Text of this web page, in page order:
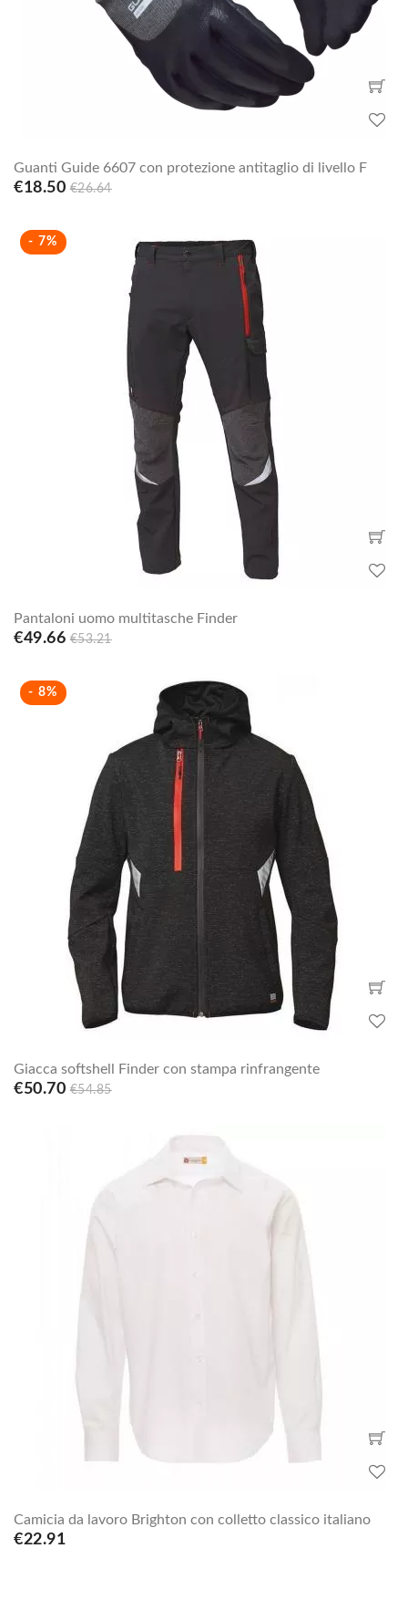
Guanti Guide 6607 con protezione antitaglio di livello F
€18.50 €26.64
- 7%
Pantaloni uomo multitasche Finder
€49.66 €53.21
- 8%
Giacca softshell Finder con stampa rinfrangente
€50.70 €54.85
Camicia da lavoro Brighton con colletto classico italiano
€22.91